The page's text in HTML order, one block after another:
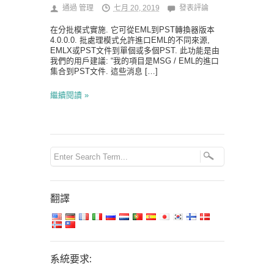
通過 管理 七月 20, 2019 發表評論
在分批模式實施. 它可從EML到PST轉換器版本
4.0.0.0. 批處理模式允許進口EML的不同來源,
EMLX或PST文件到單個或多個PST. 此功能是由
我們的用戶建議: “我的項目是MSG / EML的進口
集合到PST文件. 這些消息 […]
繼續閱讀 »
翻譯
系統要求: